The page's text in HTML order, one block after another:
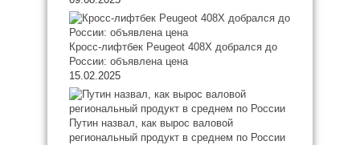
Кросс-лифтбек Peugeot 408X добрался до
России: объявлена цена
15.02.2025
Путин назвал, как вырос валовой
региональный продукт в среднем по России